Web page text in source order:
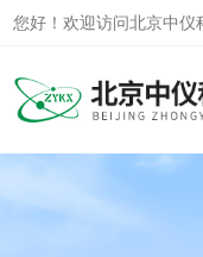
您好！欢迎访问北京中仪